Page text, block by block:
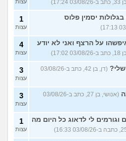
עצות
יסמין פלוס 1
עצות
על הרצף ואני לא יודע
4
עצות
(דן, בן 42, כתב ב-03/08/26
3
עצות
(אנושי, בן 27, כתב ב-03/08/26
3
עצות
וגורמים לי לדאוג כל היום מה
1
עצות